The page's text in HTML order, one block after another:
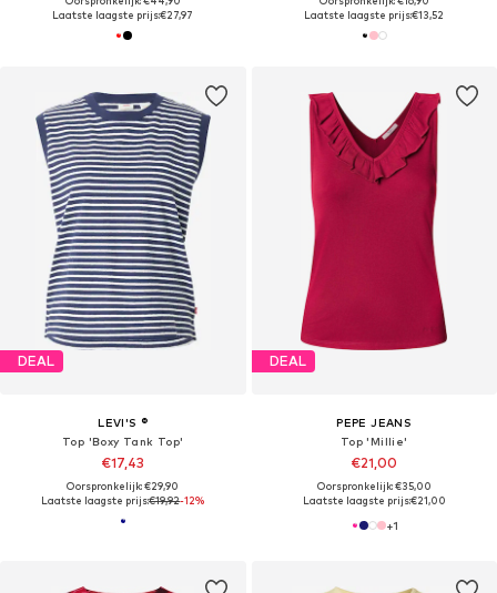
Laatste laagste prijs:€27,97
Laatste laagste prijs:€13,52
DEAL
LEVI'S ®
Top 'Boxy Tank Top'
€17,43
Oorspronkelijk: €29,90
Laatste laagste prijs:€19,92-12%
DEAL
PEPE JEANS
Top 'Millie'
€21,00
Oorspronkelijk: €35,00
Laatste laagste prijs:€21,00
+1